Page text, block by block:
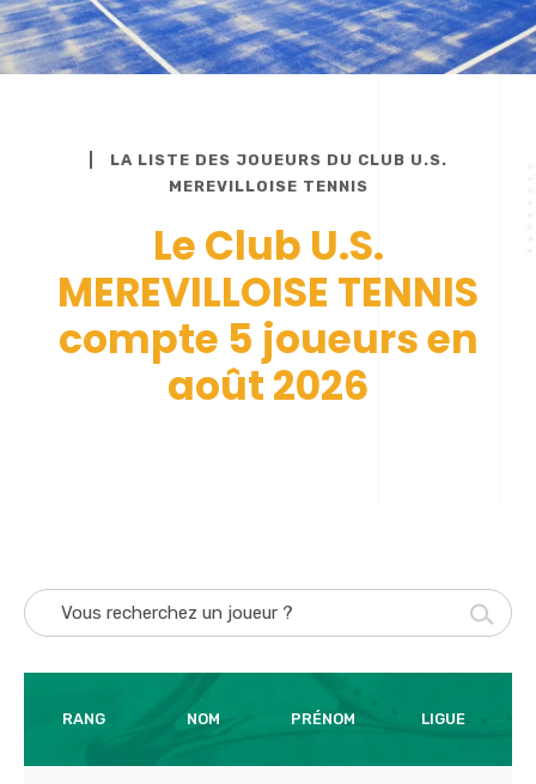
LA LISTE DES JOUEURS DU CLUB U.S.
MEREVILLOISE TENNIS
Le Club U.S.
MEREVILLOISE TENNIS
compte 5 joueurs en
août 2026
RANG NOM PRÉNOM LIGUE